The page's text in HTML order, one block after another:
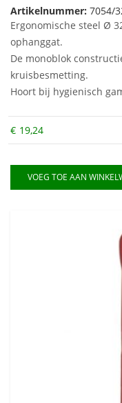
Artikelnummer: 7054/
Ergonomische steel Ø
ophanggat.
De monoblok
kruisbesmetting.
Hoort bij hygienisch
€ 19,24
VOEG TOE AAN